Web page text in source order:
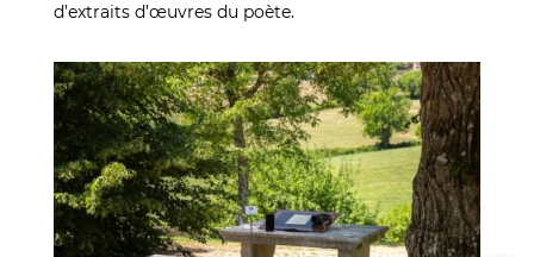
d’extraits d’œuvres du poète.